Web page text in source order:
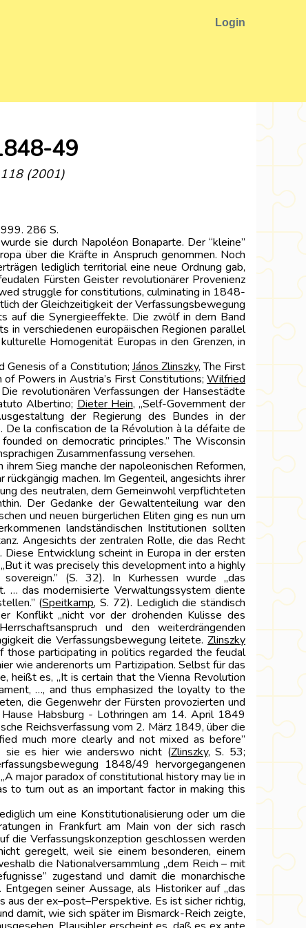
Login
49
118 (2001)
286 S.
sie durch Napoléon Bonaparte. Der “kleine”
über die Kräfte in Anspruch genommen. Noch
lediglich territorial eine neue Ordnung gab,
Fürsten Geister revolutionärer Provenienz
struggle for constitutions, culminating in 1848-
der Gleichzeitigkeit der Verfassungsbewegung
auf die Synergieeffekte. Die zwölf in dem Band
in verschiedenen europäischen Regionen parallel
Homogenität Europas in den Grenzen, in
Genesis of a Constitution; János Zlinszky, The First
of Powers in Austria’s First Constitutions;Wilfried
revolutionären Verfassungen der Hansestädte
Albertino; DieterHein, „Self-Government der
der Regierung des Bundes in der
la confiscation de la Révolution à la défaite de
on democratic principles.” The Wisconsin
Zusammenfassung versehen.
Sieg manche der napoleonischen Reformen,
machen. Im Gegenteil, angesichts ihrer
des neutralen, dem Gemeinwohl verpflichteten
Der Gedanke der Gewaltenteilung war den
und neuen bürgerlichen Eliten ging es nun um
landständischen Institutionen sollten
Angesichts der zentralen Rolle, die das Recht
Entwicklung scheint in Europa in der ersten
it was precisely this development into a highly
(S. 32). In Kurhessen wurde „das
… das modernisierte Verwaltungssystem diente
(Speitkamp, S. 72). Lediglich die ständisch
Konflikt „nicht vor der drohenden Kulisse des
und den weiterdrängenden
die Verfassungsbewegung leitete.Zlinszky
participating in politics regarded the feudal
wie anderenorts um Partizipation. Selbst für das
heißt es, „It is certain that the Vienna Revolution
…, and thus emphasized the loyalty to the
die Gegenwehr der Fürsten provozierten und
Habsburg - Lothringen am 14. April 1849
Reichsverfassung vom 2. März 1849, über die
much more clearly and not mixed as before”
sie es hier wie anderswo nicht (Zlinszky, S. 53;
1848/49 hervorgegangenen
major paradox of constitutional history may lie in
to turn out as an important factor in making this
um eine Konstitutionalisierung oder um die
in Frankfurt am Main von der sich rasch
die Verfassungskonzeption geschlossen werden
geregelt, weil sie einem besonderen, einem
die Nationalversammlung „dem Reich – mit
zugestand und damit die monarchische
seiner Aussage, als Historiker auf „das
aus der ex–post–Perspektive. Es ist sicher richtig,
damit, wie sich später im Bismarck-Reich zeigte,